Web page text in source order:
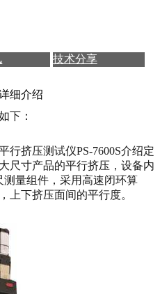
技术分享
细介绍
下：
行挤压测试仪PS-7600S介绍定
尺寸产品的平行挤压，设备内
量组件，采用高速闭环算
上下挤压面间的平行度。